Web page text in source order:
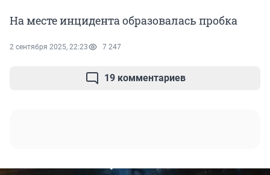
На месте инцидента образовалась пробка
2 сентября 2025, 22:23 7 247
19 комментариев